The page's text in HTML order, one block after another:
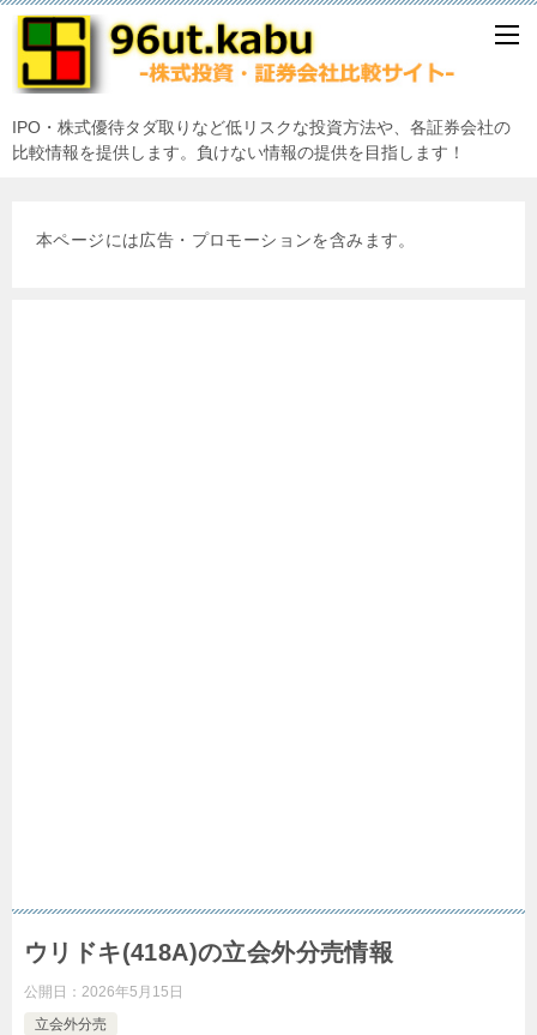
IPO・株式優待タダ取りなど低リスクな投資方法や、各証券会社の
比較情報を提供します。負けない情報の提供を目指します！
本ページには広告・プロモーションを含みます。
ウリドキ(418A)の立会外分売情報
公開日： 2026年5月15日
立会外分売